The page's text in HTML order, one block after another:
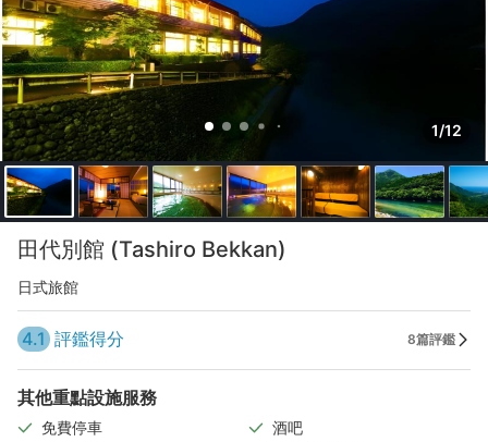
1/12
田代別館 (Tashiro Bekkan)
日式旅館
4.1 評鑑得分 8篇評鑑
其他重點設施服務
免費停車
酒吧